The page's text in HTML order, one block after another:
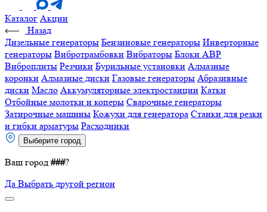
Каталог Акции
Назад
Дизельные генераторы Бензиновые генераторы Инверторные
генераторы Вибротрамбовки Вибраторы Блоки АВР
Виброплиты Резчики Бурильные установки Алмазные
коронки Алмазные диски Газовые генераторы Абразивные
диски Масло Аккумуляторные электростанции Катки
Отбойные молотки и коперы Сварочные генераторы
Затирочные машины Кожухи для генератора Станки для резки
и гибки арматуры Расходники
Выберите город
Ваш город ###?
Да Выбрать другой регион